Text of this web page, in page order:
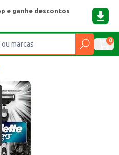
e ganhe descontos
0